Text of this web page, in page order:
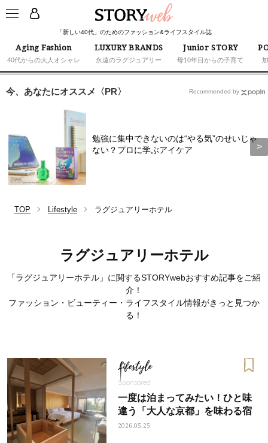
「新しい40代」のためのファッション&ライフスタイル誌
Aging Fashion
40代からの大人オシャレ
LUXURY BRANDS
永遠のラグジュアリー
Junior STORY
母10年目からの子育て
今、あなたにオススメ〈PR〉
勉強に集中できないのは“やる気”のせいじゃ
ない？プロに学ぶアイケア
Recommended by
TOP Lifestyle ラグジュアリーホテル
ラグジュアリーホテル
「ラグジュアリーホテル」に関するSTORYwebおすすめ記事をご紹
介！
ファッション・ビューティー・ライフスタイル情報がきっと見つか
る！
Lifestyle
Sponsored
一度は泊まってみたい！ひと味
違う「大人な京都」を味わる宿
2026.05.25